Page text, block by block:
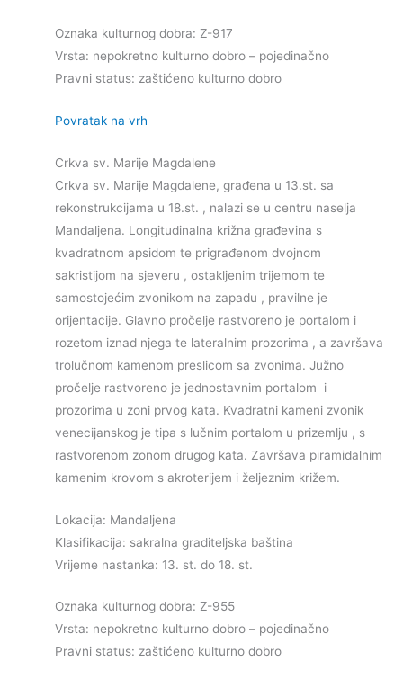
Oznaka kulturnog dobra: Z-917
Vrsta: nepokretno kulturno dobro – pojedinačno
Pravni status: zaštićeno kulturno dobro
Povratak na vrh
Crkva sv. Marije Magdalene
Crkva sv. Marije Magdalene, građena u 13.st. sa
rekonstrukcijama u 18.st. , nalazi se u centru naselja
Mandaljena. Longitudinalna križna građevina s
kvadratnom apsidom te prigrađenom dvojnom
sakristijom na sjeveru , ostakljenim trijemom te
samostojećim zvonikom na zapadu , pravilne je
orijentacije. Glavno pročelje rastvoreno je portalom i
rozetom iznad njega te lateralnim prozorima , a završava
trolučnom kamenom preslicom sa zvonima. Južno
pročelje rastvoreno je jednostavnim portalom i
prozorima u zoni prvog kata. Kvadratni kameni zvonik
venecijanskog je tipa s lučnim portalom u prizemlju , s
rastvorenom zonom drugog kata. Završava piramidalnim
kamenim krovom s akroterijem i željeznim križem.
Lokacija: Mandaljena
Klasifikacija: sakralna graditeljska baština
Vrijeme nastanka: 13. st. do 18. st.
Oznaka kulturnog dobra: Z-955
Vrsta: nepokretno kulturno dobro – pojedinačno
Pravni status: zaštićeno kulturno dobro